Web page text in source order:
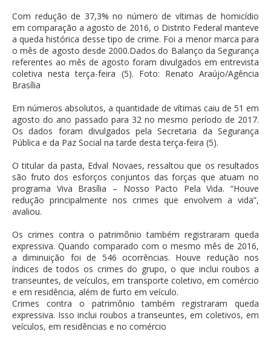
Com redução de 37,3% no número de vítimas de homicídio
em comparação a agosto de 2016, o Distrito Federal manteve
a queda histórica desse tipo de crime. Foi a menor marca para
o mês de agosto desde 2000.Dados do Balanço da Segurança
referentes ao mês de agosto foram divulgados em entrevista
coletiva nesta terça-feira (5). Foto: Renato Araújo/Agência
Brasília
Em números absolutos, a quantidade de vítimas caiu de 51 em
agosto do ano passado para 32 no mesmo período de 2017.
Os dados foram divulgados pela Secretaria da Segurança
Pública e da Paz Social na tarde desta terça-feira (5).
O titular da pasta, Edval Novaes, ressaltou que os resultados
são fruto dos esforços conjuntos das forças que atuam no
programa Viva Brasília – Nosso Pacto Pela Vida. “Houve
redução principalmente nos crimes que envolvem a vida”,
avaliou.
Os crimes contra o patrimônio também registraram queda
expressiva. Quando comparado com o mesmo mês de 2016,
a diminuição foi de 546 ocorrências. Houve redução nos
índices de todos os crimes do grupo, o que inclui roubos a
transeuntes, de veículos, em transporte coletivo, em comércio
e em residência, além de furto em veículo.
Crimes contra o patrimônio também registraram queda
expressiva. Isso inclui roubos a transeuntes, em coletivos, em
veículos, em residências e no comércio